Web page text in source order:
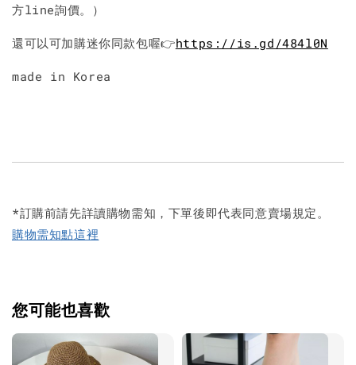
方line詢價。）
還可以可加購迷你同款包喔👉https://is.gd/484l0N
made in Korea
*訂購前請先詳讀購物需知，下單後即代表同意賣場規定。
購物需知點這裡
您可能也喜歡